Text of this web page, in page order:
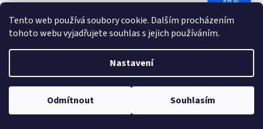
Tento web používá soubory cookie. Dalším procházením
tohoto webu vyjadřujete souhlas s jejich používáním.
Nastavení
Odmítnout Souhlasím
–50 %
Dětské palčáky pro nejmenší tmavě modré